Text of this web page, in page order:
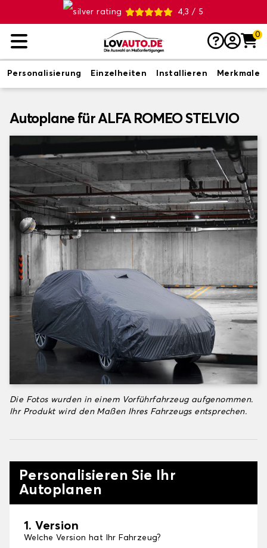
4,3 / 5
0
Personalisierung Einzelheiten Installieren Merkmale
Autoplane für ALFA ROMEO STELVIO
Die Fotos wurden in einem Vorführfahrzeug aufgenommen.
Ihr Produkt wird den Maßen Ihres Fahrzeugs entsprechen.
Personalisieren Sie Ihr
Autoplanen
1. Version
Welche Version hat Ihr Fahrzeug?